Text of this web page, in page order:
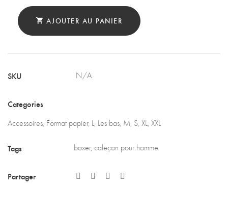
AJOUTER AU PANIER
SKU N/A
Categories
Accessoires, Format papier, L, Les bas, M, S, XL, XXL
Tags boxer,caleçon pour homme
Partager